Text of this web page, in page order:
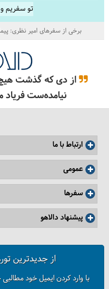
تو سفریم
برخی از سفرهای امیر نظری:
از دی که گذشت هیچ
نیامده‌ست
ارتباط با ما
عمومی
سفرها
پیشنهاد دالاهو
از جدیدترین
با وارد کردن ایمیل خود